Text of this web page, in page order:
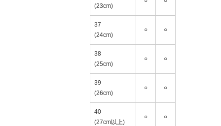
(23cm)
37
(24cm)
○ ○
38
(25cm)
○ ○
39
(26cm)
○ ○
40
(27cm以上)
○ ○